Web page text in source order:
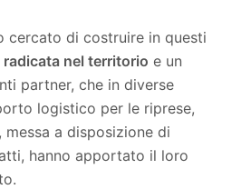
cercato di costruire in questi
radicata nel territorio e un
partner, che in diverse
logistico per le riprese,
messa a disposizione di
hanno apportato il loro